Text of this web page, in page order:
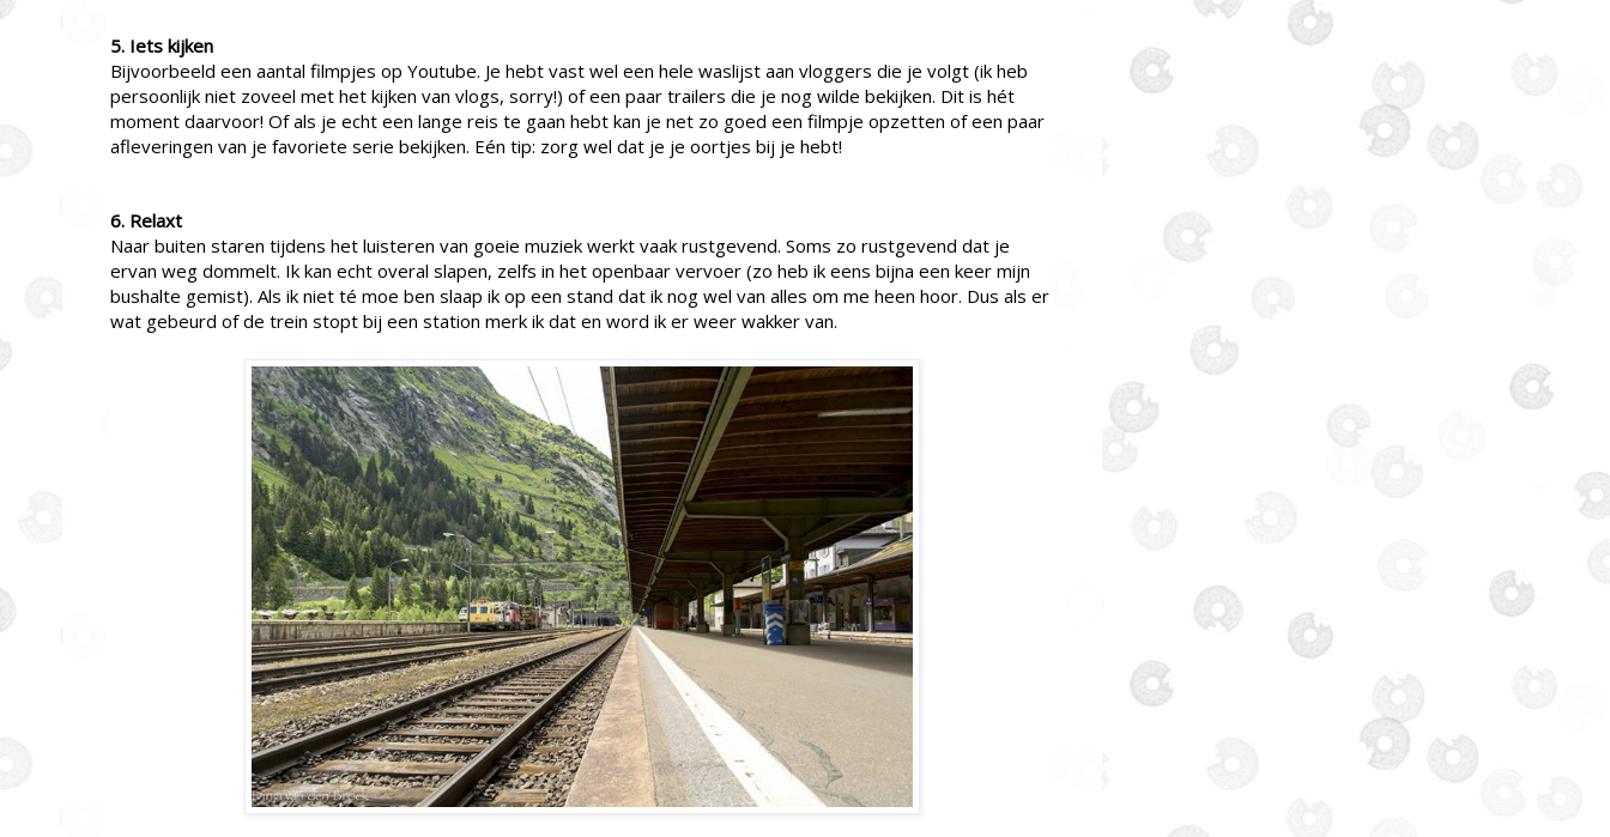
5. Iets kijken
Bijvoorbeeld een aantal filmpjes op Youtube. Je hebt vast wel een hele waslijst aan vloggers die je volgt (ik heb
persoonlijk niet zoveel met het kijken van vlogs, sorry!) of een paar trailers die je nog wilde bekijken. Dit is hét
moment daarvoor! Of als je echt een lange reis te gaan hebt kan je net zo goed een filmpje opzetten of een paar
afleveringen van je favoriete serie bekijken. Eén tip: zorg wel dat je je oortjes bij je hebt!
6. Relaxt
Naar buiten staren tijdens het luisteren van goeie muziek werkt vaak rustgevend. Soms zo rustgevend dat je
ervan weg dommelt. Ik kan echt overal slapen, zelfs in het openbaar vervoer (zo heb ik eens bijna een keer mijn
bushalte gemist). Als ik niet té moe ben slaap ik op een stand dat ik nog wel van alles om me heen hoor. Dus als er
wat gebeurd of de trein stopt bij een station merk ik dat en word ik er weer wakker van.